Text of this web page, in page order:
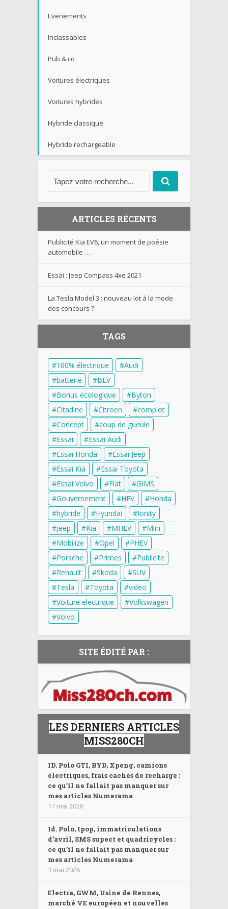
Evenements
Inclassables
Pub & co
Voitures électriques
Voitures hybrides
Hybride classique
Hybride rechargeable
ARTICLES RÉCENTS
Publicité Kia EV6, un moment de poésie
automobile …
Essai : Jeep Compass 4xe 2021
La Tesla Model 3 : nouveau lot à la mode
des concours ?
TAGS
100% électrique
Audi
batterie
BEV
Bonus écologique
Byton
Citadine
Citroen
complot
Concept
coup de gueule
Essai
Essai Audi
Essai Honda
Essai Jeep
Essai Kia
Essai Toyota
Essai Volvo
Fiat
GIMS
Gouvernement
HEV
Honda
hybride
Hyundai
Ionity
Jeep
Kia MHEV
Mini
Mobilize
Opel
PHEV
Porsche
Primes
Publicite
Renault
Skoda
SUV
Tesla
Toyota
video
Voiture electrique
Volkswagen
Volvo
SITE ÉDITÉ PAR :
LES DERNIERS ARTICLES
MISS280CH
ID. Polo GTI, BYD, Xpeng, camions
électriques, frais cachés de recharge :
ce qu’il ne fallait pas manquer sur
mes articles Numerama
17 mai 2026
Id. Polo, Ipop, immatriculations
d’avril, SMS supect et quadricycles :
ce qu’il ne fallait pas manquer sur
mes articles Numerama
3 mai 2026
Electra, GWM, Usine de Rennes,
marché VE européen et nouvelles